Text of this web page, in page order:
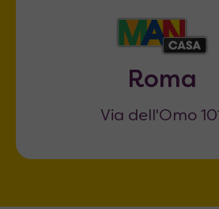
Roma
Via dell'Omo 101